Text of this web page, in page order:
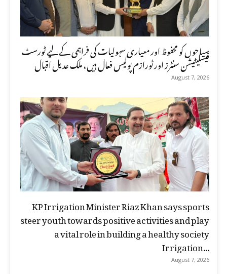
سیاحوں کو محفوظ اور معیاری سہولیات کی فراہمی کے لیے ٹورسٹ
فیسلیٹیشن سنٹرز اور ٹورازم پولیس فعال ہیں، ملک عدیل اقبال
August 7, 2026
KP Irrigation Minister Riaz Khan says sports
steer youth towards positive activities and play
a vital role in building a healthy society
Irrigation...
August 7, 2026